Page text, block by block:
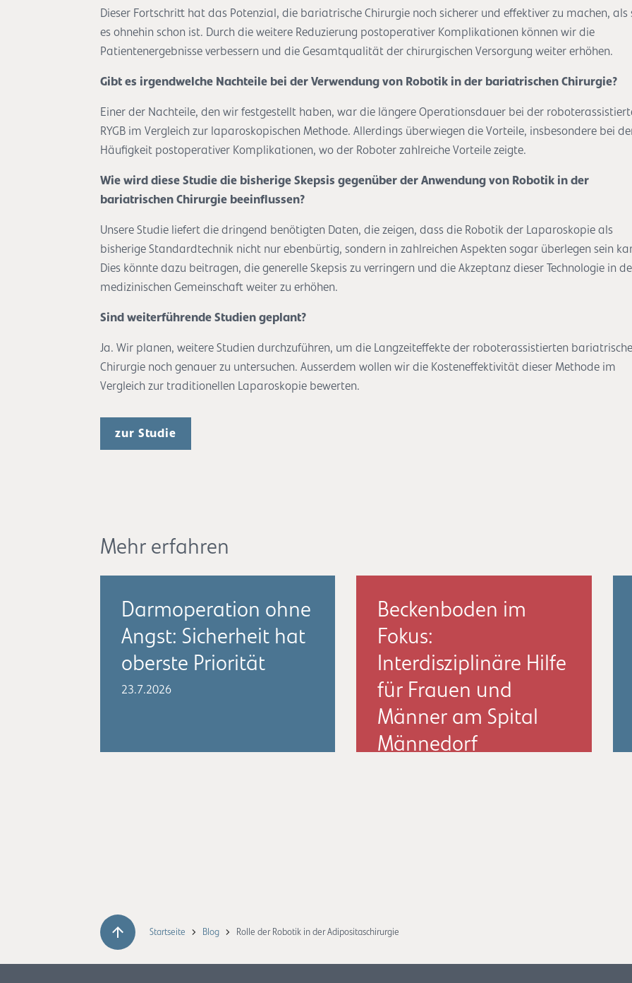
Dieser Fortschritt hat das Potenzial, die bariatrische Chirurgie noch sicherer und effektiver zu machen, als
es ohnehin schon ist. Durch die weitere Reduzierung postoperativer Komplikationen können wir die
Patientenergebnisse verbessern und die Gesamtqualität der chirurgischen Versorgung weiter erhöhen.
Gibt es irgendwelche Nachteile bei der Verwendung von Robotik in der bariatrischen Chirurgie?
Einer der Nachteile, den wir festgestellt haben, war die längere Operationsdauer bei der
RYGB im Vergleich zur laparoskopischen Methode. Allerdings überwiegen die Vorteile, insbesondere bei
Häufigkeit postoperativer Komplikationen, wo der Roboter zahlreiche Vorteile zeigte.
Wie wird diese Studie die bisherige Skepsis gegenüber der Anwendung von Robotik in der
bariatrischen Chirurgie beeinflussen?
Unsere Studie liefert die dringend benötigten Daten, die zeigen, dass die Robotik der Laparoskopie als
bisherige Standardtechnik nicht nur ebenbürtig, sondern in zahlreichen Aspekten sogar überlegen sein
Dies könnte dazu beitragen, die generelle Skepsis zu verringern und die Akzeptanz dieser Technologie in
medizinischen Gemeinschaft weiter zu erhöhen.
Sind weiterführende Studien geplant?
Ja. Wir planen, weitere Studien durchzuführen, um die Langzeiteffekte der roboterassistierten
Chirurgie noch genauer zu untersuchen. Ausserdem wollen wir die Kosteneffektivität dieser Methode im
Vergleich zur traditionellen Laparoskopie bewerten.
zur Studie
Mehr erfahren
Darmoperation ohne
Angst: Sicherheit hat
oberste Priorität
23.7.2026
Beckenboden im
Fokus:
Interdisziplinäre Hilfe
für Frauen und
Männer am Spital
Männedorf
Startseite Blog Rolle der Robotik in der Adipositaschirurgie